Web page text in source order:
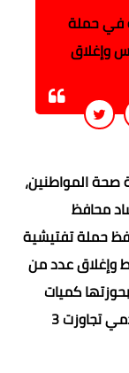
في حملة
وإغلاق
صحة المواطنين،
محافظ
حملة تفتيشية
وإغلاق عدد من
كميات
كبيرة من اللحوم غير الصالحة للاستهلاك الآدمي تجاوزت 3